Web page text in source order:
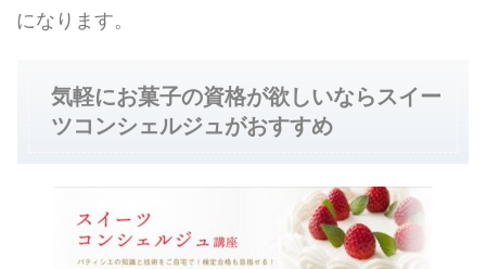
になります。
気軽にお菓子の資格が欲しいならスイー
ツコンシェルジュがおすすめ